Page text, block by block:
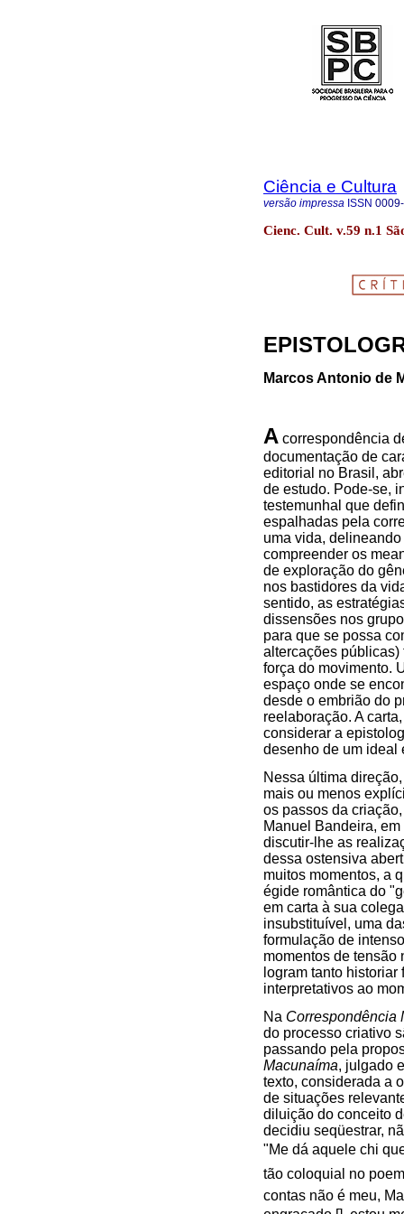
Ciência e Cultura
versão impressa ISSN
Cienc. Cult. v.59 n.1
Marcos Antonio de
A correspondência
documentação de
editorial no Brasil,
de estudo. Pode-se,
testemunhal que
espalhadas pela
uma vida,
compreender os
de exploração do
nos bastidores da
sentido, as
dissensões nos
para que se possa
altercações públicas)
força do movimento.
espaço onde se
desde o embrião do
reelaboração. A
considerar a
desenho de um ideal
Nessa última
mais ou menos
os passos da
Manuel Bandeira,
discutir-lhe as
dessa ostensiva
muitos momentos, a
égide romântica do
em carta à sua
insubstituível, uma
formulação de
momentos de tensão
logram tanto
interpretativos ao
Na Correspondência
do processo criativo
passando pela
Macunaíma, julgado
texto, considerada a
de situações
diluição do conceito
decidiu seqüestrar,
"Me dá aquele chi
tão coloquial no
contas não é meu,